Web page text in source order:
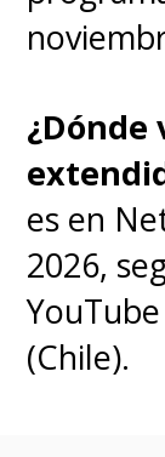
¿Dónde
es en
2026,
(Chile).